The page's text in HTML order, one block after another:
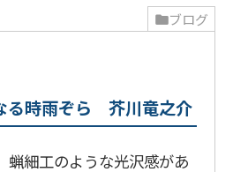
ブログ
る時雨ぞら 芥川竜之介
蝋細工のような光沢感があ